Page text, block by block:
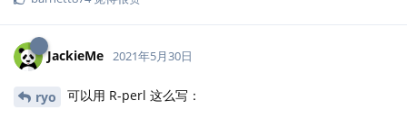
JackieMe 2021年5月30日
ryo 可以用 R-perl 这么写：